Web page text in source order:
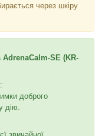
через шкіру
SE (KR-
доброго
дію.